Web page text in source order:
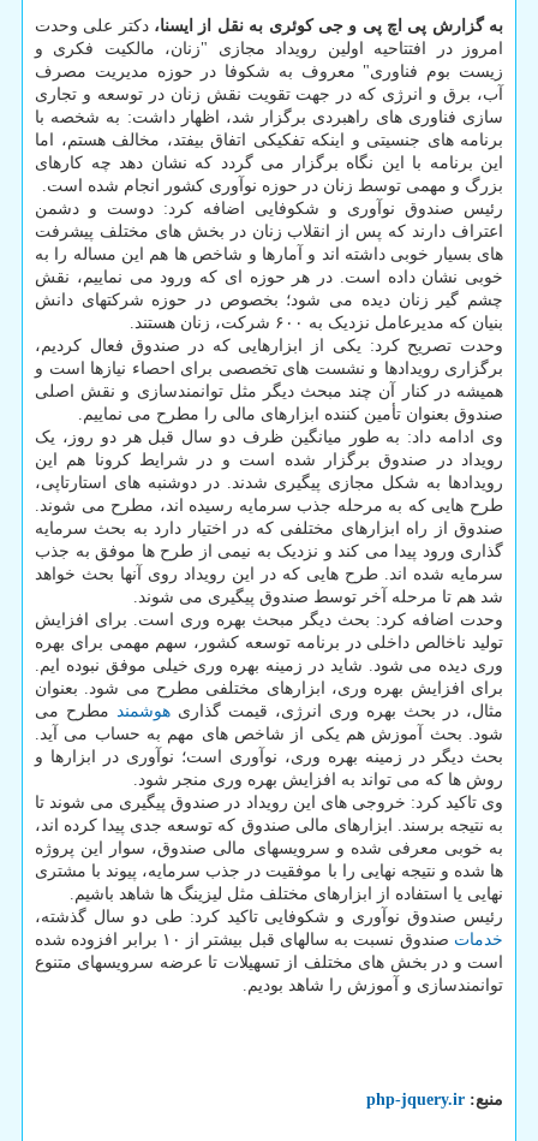
به گزارش پی اچ پی و جی کوئری به نقل از ایسنا،دکتر علی وحدت
امروز در افتتاحیه اولین رویداد مجازی "زنان، مالکیت فکری و
زیست بوم فناوری" معروف به شکوفا در حوزه مدیریت مصرف
آب، برق و انرژی که در جهت تقویت نقش زنان در توسعه و تجاری
سازی فناوری های راهبردی برگزار شد، اظهار داشت: به شخصه با
برنامه های جنسیتی و اینکه تفکیکی اتفاق بیفتد، مخالف هستم، اما
این برنامه با این نگاه برگزار می گردد که نشان دهد چه کارهای
بزرگ و مهمی توسط زنان در حوزه نوآوری کشور انجام شده است.
رئیس صندوق نوآوری و شکوفایی اضافه کرد: دوست و دشمن
اعتراف دارند که پس از انقلاب زنان در بخش های مختلف پیشرفت
های بسیار خوبی داشته اند و آمارها و شاخص ها هم این مساله را به
خوبی نشان داده است. در هر حوزه ای که ورود می نماییم، نقش
چشم گیر زنان دیده می شود؛ بخصوص در حوزه شرکتهای دانش
بنیان که مدیرعامل نزدیک به ۶۰۰ شرکت، زنان هستند.
وحدت تصریح کرد: یکی از ابزارهایی که در صندوق فعال کردیم،
برگزاری رویدادها و نشست های تخصصی برای احصاء نیازها است و
همیشه در کنار آن چند مبحث دیگر مثل توانمندسازی و نقش اصلی
صندوق بعنوان تأمین کننده ابزارهای مالی را مطرح می نماییم.
وی ادامه داد: به طور میانگین ظرف دو سال قبل هر دو روز، یک
رویداد در صندوق برگزار شده است و در شرایط کرونا هم این
رویدادها به شکل مجازی پیگیری شدند. در دوشنبه های استارتاپی،
طرح هایی که به مرحله جذب سرمایه رسیده اند، مطرح می شوند.
صندوق از راه ابزارهای مختلفی که در اختیار دارد به بحث سرمایه
گذاری ورود پیدا می کند و نزدیک به نیمی از طرح ها موفق به جذب
سرمایه شده اند. طرح هایی که در این رویداد روی آنها بحث خواهد
شد هم تا مرحله آخر توسط صندوق پیگیری می شوند.
وحدت اضافه کرد: بحث دیگر مبحث بهره وری است. برای افزایش
تولید ناخالص داخلی در برنامه توسعه کشور، سهم مهمی برای بهره
وری دیده می شود. شاید در زمینه بهره وری خیلی موفق نبوده ایم.
برای افزایش بهره وری، ابزارهای مختلفی مطرح می شود. بعنوان
مثال، در بحث بهره وری انرژی، قیمت گذاری هوشمند مطرح می
شود. بحث آموزش هم یکی از شاخص های مهم به حساب می آید.
بحث دیگر در زمینه بهره وری، نوآوری است؛ نوآوری در ابزارها و
روش ها که می تواند به افزایش بهره وری منجر شود.
وی تاکید کرد: خروجی های این رویداد در صندوق پیگیری می شوند تا
به نتیجه برسند. ابزارهای مالی صندوق که توسعه جدی پیدا کرده اند،
به خوبی معرفی شده و سرویسهای مالی صندوق، سوار این پروژه
ها شده و نتیجه نهایی را با موفقیت در جذب سرمایه، پیوند با مشتری
نهایی یا استفاده از ابزارهای مختلف مثل لیزینگ ها شاهد باشیم.
رئیس صندوق نوآوری و شکوفایی تاکید کرد: طی دو سال گذشته،
خدمات
صندوق نسبت به سالهای قبل بیشتر از ۱۰ برابر افزوده شده
است و در بخش های مختلف از تسهیلات تا عرضه سرویسهای متنوع
توانمندسازی و آموزش را شاهد بودیم.
منبع: php-jquery.ir